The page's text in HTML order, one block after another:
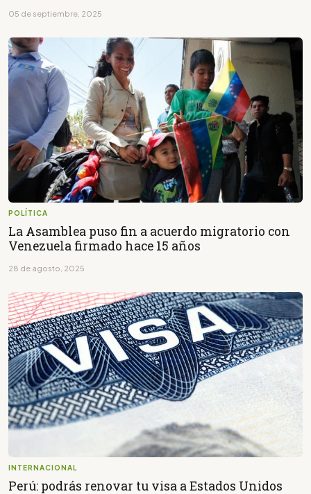
05 de septiembre, 2025
POLÍTICA
La Asamblea puso fin a acuerdo migratorio con
Venezuela firmado hace 15 años
28 de agosto, 2025
INTERNACIONAL
Perú: podrás renovar tu visa a Estados Unidos